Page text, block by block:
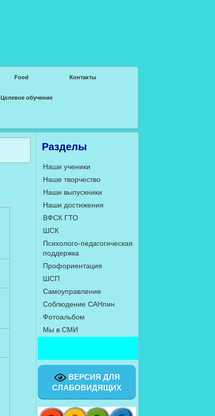
Food Контакты
Целевое обучение
Разделы
Наши ученики
Наше творчество
Наши выпускники
Наши достижения
ВФСК ГТО
ШСК
Психолого-педагогическая
поддержка
Профориентация
ШСП
Самоуправление
Соблюдение САНпин
Фотоальбом
Мы в СМИ
ВЕРСИЯ ДЛЯ
СЛАБОВИДЯЩИХ